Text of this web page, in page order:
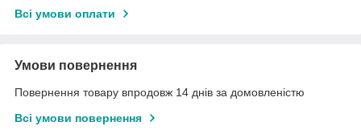
Всі умови оплати
Умови повернення
Повернення товару впродовж 14 днів за домовленістю
Всі умови повернення